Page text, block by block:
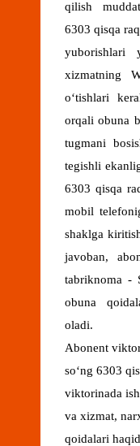
qilish
6303 qisqa
yuborishlari
xizmatning
o‘tishlari
orqali obuna
tugmani
tegishli
6303 qisqa
mobil
shaklga
javoban,
tabriknoma -
obuna
oladi.
Abonent
soʻng 6303
viktorinada
va xizmat,
qoidalari